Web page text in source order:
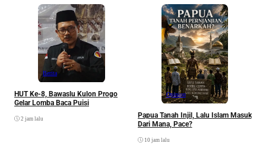
Berita
HUT Ke-8, Bawaslu Kulon Progo
Gelar Lomba Baca Puisi
2 jam lalu
Opinion
Papua Tanah Injil, Lalu Islam Masuk
Dari Mana, Pace?
10 jam lalu